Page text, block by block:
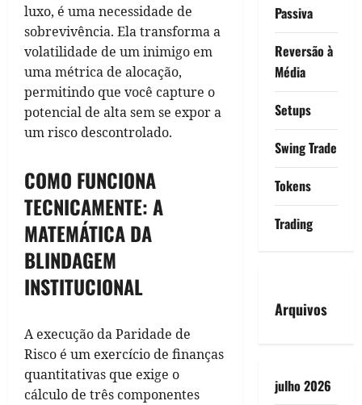
luxo, é uma necessidade de
sobrevivência. Ela transforma a
volatilidade de um inimigo em
uma métrica de alocação,
permitindo que você capture o
potencial de alta sem se expor a
um risco descontrolado.
COMO FUNCIONA
TECNICAMENTE: A
MATEMÁTICA DA
BLINDAGEM
INSTITUCIONAL
A execução da Paridade de
Risco é um exercício de finanças
quantitativas que exige o
cálculo de três componentes
Passiva
Reversão à
Média
Setups
Swing Trade
Tokens
Trading
Arquivos
julho 2026